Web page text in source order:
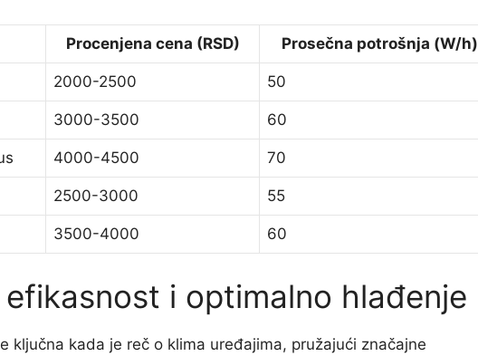
Procenjena cena (RSD) Prosečna potrošnja (W/h)
2000-2500 50
3000-3500 60
4000-4500 70
2500-3000 55
3500-4000 60
i optimalno hlađenje
ključna kada je reč o klima uređajima, pružajući značajne